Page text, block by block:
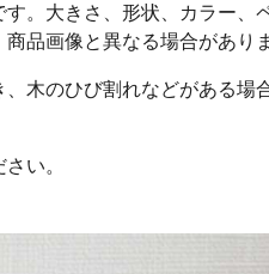
。大きさ、形状、カラー、
品画像と異なる場合があり
木のひび割れなどがある場
い。